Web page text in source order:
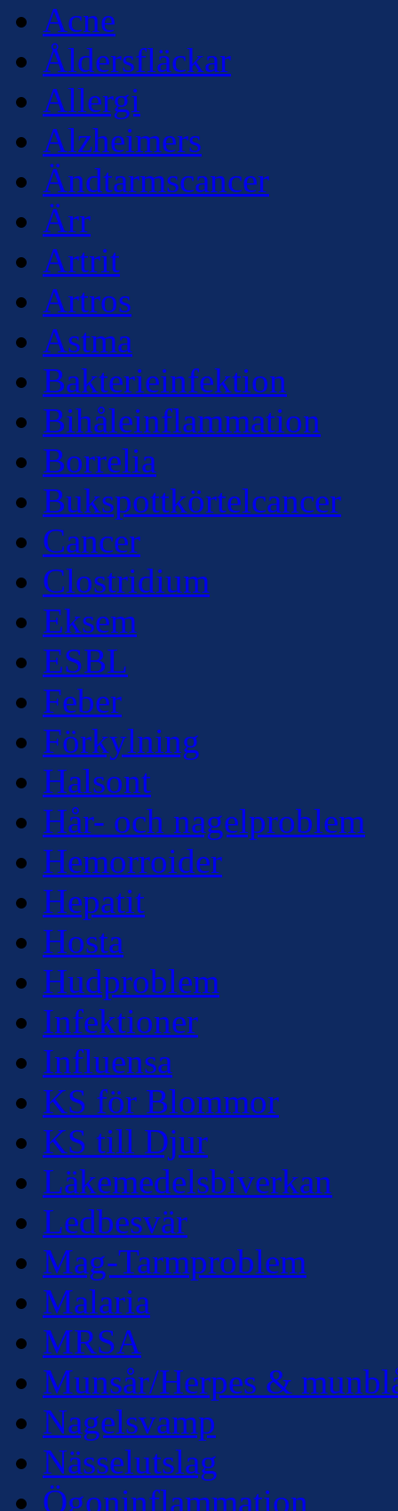
Acne
Åldersfläckar
Allergi
Alzheimers
Ändtarmscancer
Ärr
Artrit
Artros
Astma
Bakterieinfektion
Bihåleinflammation
Borrelia
Bukspottkörtelcancer
Cancer
Clostridium
Eksem
ESBL
Feber
Förkylning
Halsont
Hår- och nagelproblem
Hemorroider
Hepatit
Hosta
Hudproblem
Infektioner
Influensa
KS för Blommor
KS till Djur
Läkemedelsbiverkan
Ledbesvär
Mag-Tarmproblem
Malaria
MRSA
Munsår/Herpes &
Nagelsvamp
Nässelutslag
Ögoninflammation